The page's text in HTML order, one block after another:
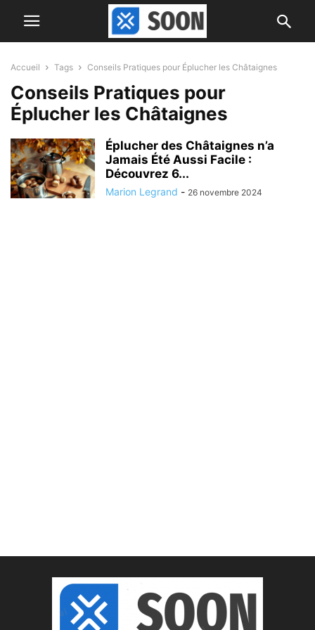
Accueil Tags Conseils Pratiques pour Éplucher les Châtaignes
Conseils Pratiques pour
Éplucher les Châtaignes
Éplucher des Châtaignes n’a
Jamais Été Aussi Facile :
Découvrez 6...
Marion Legrand - 26 novembre 2024